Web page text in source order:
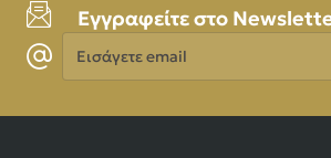
Εγγραφείτε στο
Εισάγετε
email